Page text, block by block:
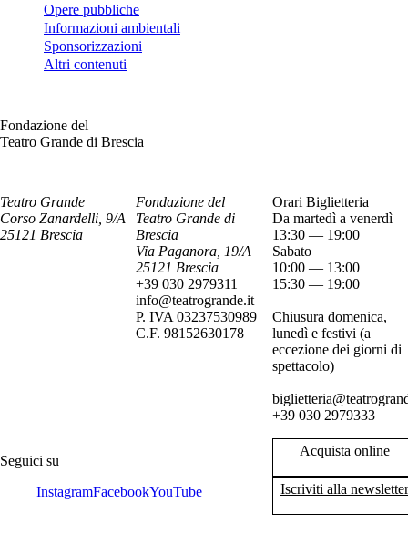
Opere pubbliche
Informazioni ambientali
Sponsorizzazioni
Altri contenuti
Fondazione del
Teatro Grande di Brescia
Teatro Grande
Corso Zanardelli, 9/A
25121 Brescia
Fondazione del
Teatro Grande di
Brescia
Via Paganora, 19/A
25121 Brescia
+39 030 2979311
info@teatrogrande.it
P. IVA 03237530989
C.F. 98152630178
Orari Biglietteria
Da martedì a venerdì
13:30 — 19:00
Sabato
10:00 — 13:00
15:30 — 19:00
Chiusura domenica,
lunedì e festivi (a
eccezione dei giorni di
spettacolo)
+39 030 2979333
Acquista online
Iscriviti alla newsletter
Seguici su
InstagramFacebookYouTube